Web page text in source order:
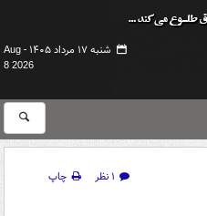
شنبه ۱۷ مرداد ۱۴۰۵ -
Aug
8 2026
۱ نظر
چاپ